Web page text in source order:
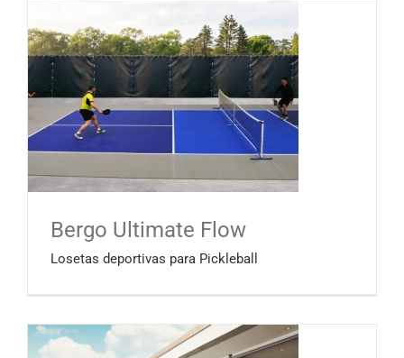
Bergo Ultimate Flow
Losetas deportivas para Pickleball